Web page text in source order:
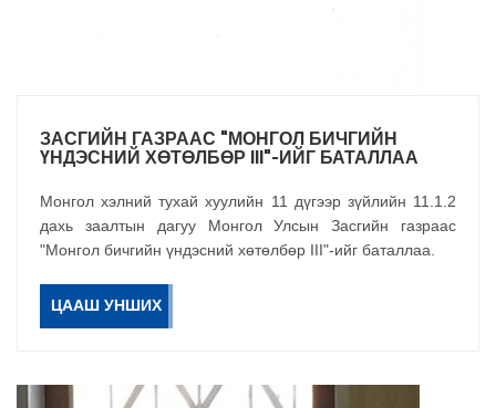
ЗАСГИЙН ГАЗРААС "МОНГОЛ БИЧГИЙН
ҮНДЭСНИЙ ХӨТӨЛБӨР III"-ИЙГ БАТАЛЛАА
Монгол хэлний тухай хуулийн 11 дүгээр зүйлийн 11.1.2
дахь заалтын дагуу Монгол Улсын Засгийн газраас
"Монгол бичгийн үндэсний хөтөлбөр III"-ийг баталлаа.
ЦААШ УНШИХ